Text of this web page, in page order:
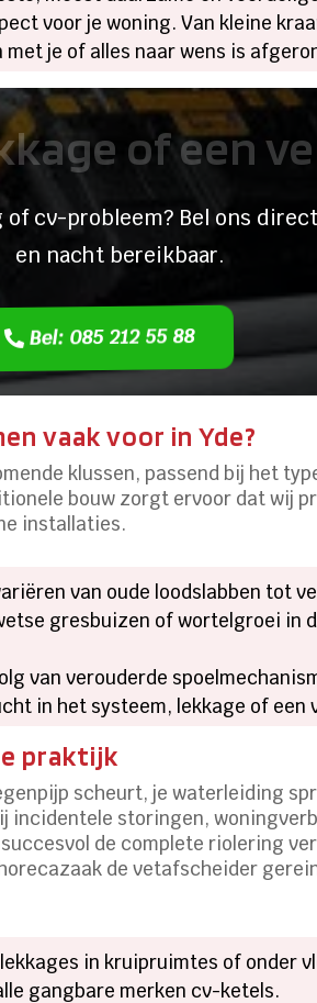
voor je woning. Van kleine
je of alles naar wens is
of een
cv-probleem? Bel ons
en nacht bereikbaar.
Bel: 085 212 55 88
vaak voor in Yde?
klussen, passend bij het
bouw zorgt ervoor dat wij
installaties.
van oude loodslabben tot
gresbuizen of wortelgroei in
van verouderde
in het systeem, lekkage of
praktijk
scheurt, je waterleiding
storingen,
de complete riolering
de vetafscheider
in kruipruimtes of onder
gangbare merken cv-ketels.